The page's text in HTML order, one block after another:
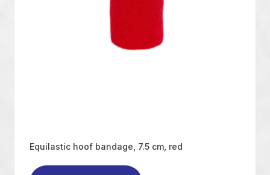
Equilastic hoof bandage, 7.5 cm, red